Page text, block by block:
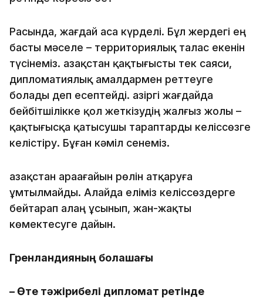
Расында, жағдай аса күрделі. Бұл жердегі ең
басты мәселе – территориялық талас екенін
түсінеміз. Қазақстан қақтығысты тек саяси,
дипломатиялық амалдармен реттеуге
болады деп есептейді. Қазіргі жағдайда
бейбітшілікке қол жеткізудің жалғыз жолы –
қақтығысқа қатысушы тараптарды келіссөзге
келістіру. Бұған кәміл сенеміз.
Қазақстан араағайын рөлін атқаруға
ұмтылмайды. Алайда еліміз келіссөздерге
бейтарап алаң ұсынып, жан-жақты
көмектесуге дайын.
Гренландияның болашағы
– Өте тәжірибелі дипломат ретінде